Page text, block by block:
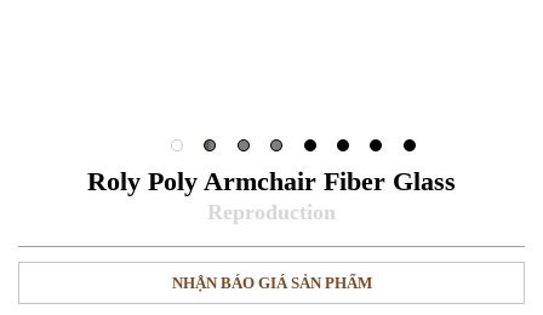
Roly Poly Armchair Fiber Glass
NHẬN BÁO GIÁ SẢN PHẨM